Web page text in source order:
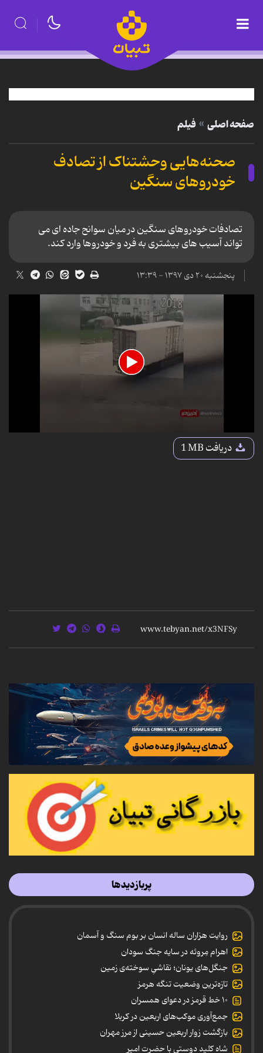
صفحه اصلی فیلم
صحنه‌هایی وحشتناک از تصادف
خودرو‌های سنگین
تصادفات خودروهای سنگین در میان سوانح جاده ای می
تواند آسیب های بیشتری به فرد و خودروها وارد کند.
پنجشنبه ۲۰ دی ۱۳۹۷ - ۱۳:۳۹
0
دریافت1 MB
پربازدیدها
روایت هزاران ساله انسان بر بوم سنگ و آسمان
اهرام مِروئه در سایه جنگ سودان
جنگل‌های یونان؛ نقاشیِ سوخته‌ی زمین
تازه‌ترین وضعیت تنگه هرمز
۱۰ خط قرمز در دعوای همسران
جمع‌آوری موکب‌های اربعین در کربلا
بازگشت زوار اربعین حسینی از مرز مهران
شاه کلید دوستی با حضرت امیر